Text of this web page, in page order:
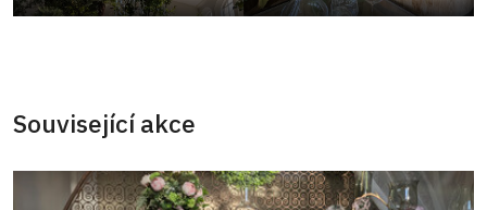
Související akce